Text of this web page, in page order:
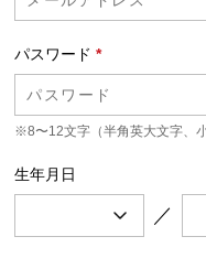
パスワード *
※8〜12文字（半角英大文字、
生年月日
／